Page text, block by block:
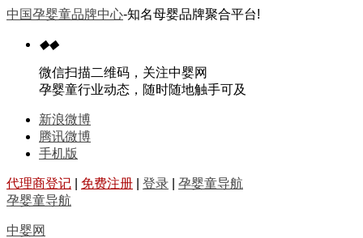
中国孕婴童品牌中心-知名母婴品牌聚合平台!
◆◆
微信扫描二维码，关注中婴网
孕婴童行业动态，随时随地触手可及
新浪微博
腾讯微博
手机版
代理商登记 免费注册 登录
孕婴童导航
孕婴童导航
中婴网